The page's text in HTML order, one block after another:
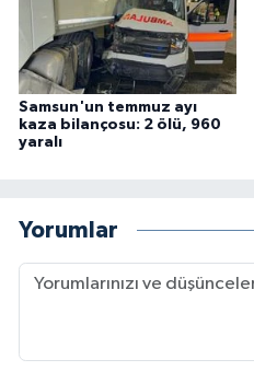
Samsun'un temmuz ayı
kaza bilançosu: 2 ölü, 960
yaralı
Yorumlar